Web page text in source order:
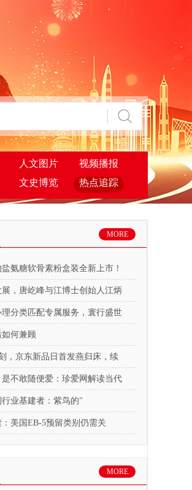
人文图片
视频播报
文史博览 热点追踪
MORE
氨糖软骨素粉盒装全新上市！
，唐屹峰与江博士创始人江炳
分类匹配专属服务，寰行盛世
何兼顾
，京东新品日首发燕归床，续
不敢随便爱：珍爱网解读当代
业基建者：紫鸟的"
美国EB-5预留类别仍需关
MORE